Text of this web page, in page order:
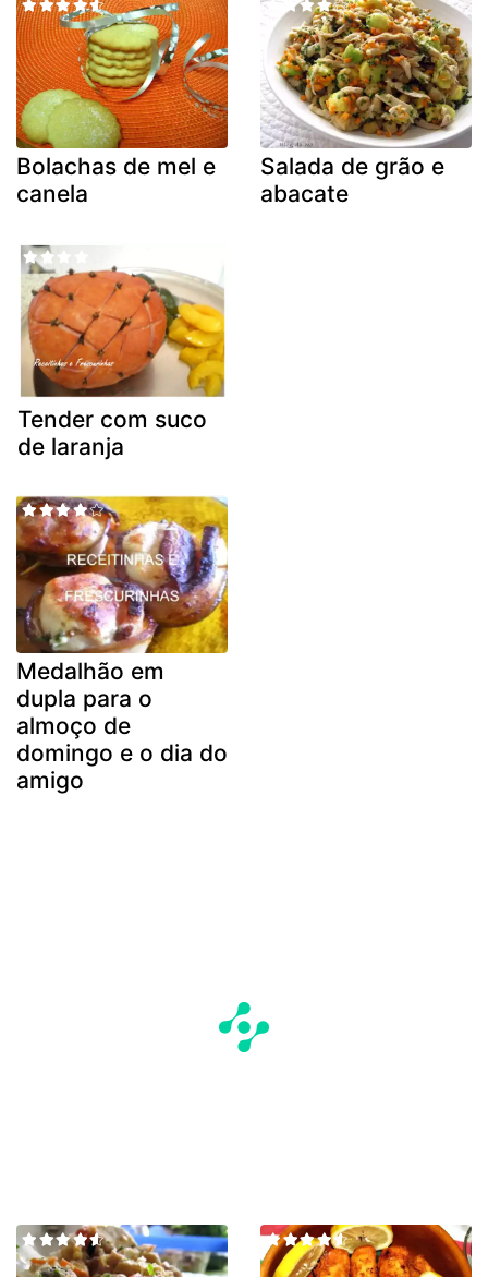
Bolachas de mel e
canela
Salada de grão e
abacate
Tender com suco
de laranja
Medalhão em
dupla para o
almoço de
domingo e o dia do
amigo